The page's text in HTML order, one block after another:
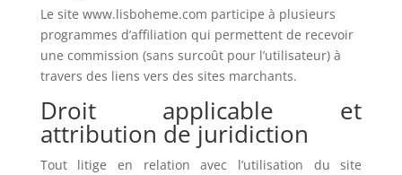
Le site www.lisboheme.com participe à plusieurs
programmes d’affiliation qui permettent de recevoir
une commission (sans surcoût pour l’utilisateur) à
travers des liens vers des sites marchants.
Droit applicable et
attribution de juridiction
Tout litige en relation avec l’utilisation du site